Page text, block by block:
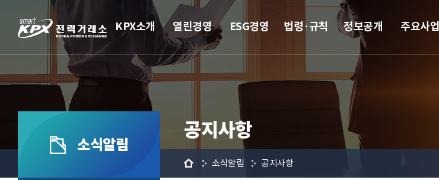
KPX소개 열린경영 ESG경영 법령·규칙 정보공개 주요사업
소식알림
공지사항
홈 소식알림 공지사항